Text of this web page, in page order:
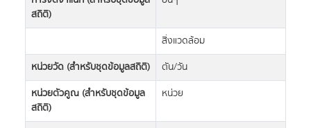
สถิติ)
สิ่งแวดล้อม
หน่วยวัด (สำหรับชุดข้อมูลสถิติ)
ตัน/วัน
หน่วยตัวคูณ (สำหรับชุดข้อมูล
สถิติ)
หน่วย